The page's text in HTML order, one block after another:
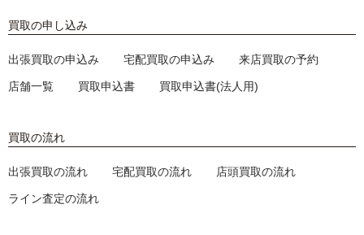
買取の申し込み
出張買取の申込み 宅配買取の申込み 来店買取の予約
店舗一覧 買取申込書 買取申込書(法人用)
買取の流れ
出張買取の流れ 宅配買取の流れ 店頭買取の流れ
ライン査定の流れ